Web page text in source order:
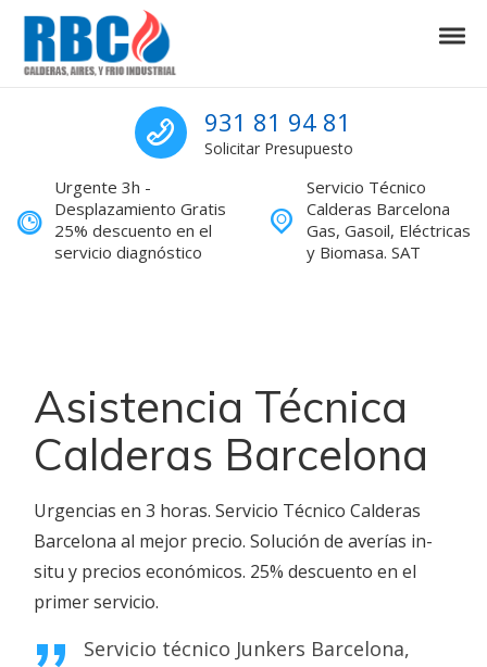
Skip to navigation
Skip to content
Calderas Barcelona Servicio
Calderas Barcelona Servicio Técnico reparaciones
Sat calderas
931 81 94 81
Solicitar Presupuesto
Urgente 3h -
Desplazamiento Gratis
25% descuento en el
servicio diagnóstico
Servicio Técnico
Calderas Barcelona
Gas, Gasoil, Eléctricas
y Biomasa. SAT
Asistencia Técnica
Calderas Barcelona
Urgencias en 3 horas. Servicio Técnico Calderas
Barcelona al mejor precio. Solución de averías in-
situ y precios económicos. 25% descuento en el
primer servicio.
Servicio técnico Junkers Barcelona,